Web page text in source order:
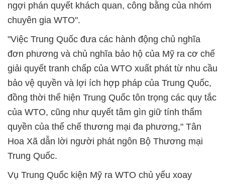
ngợi phán quyết khách quan, công bằng của nhóm
chuyên gia WTO".
"Việc Trung Quốc đưa các hành động chủ nghĩa
đơn phương và chủ nghĩa bảo hộ của Mỹ ra cơ chế
giải quyết tranh chấp của WTO xuất phát từ nhu cầu
bảo vệ quyền và lợi ích hợp pháp của Trung Quốc,
đồng thời thể hiện Trung Quốc tôn trọng các quy tắc
của WTO, cũng như quyết tâm gìn giữ tính thẩm
quyền của thể chế thương mại đa phương," Tân
Hoa Xã dẫn lời người phát ngôn Bộ Thương mại
Trung Quốc.
Vụ Trung Quốc kiện Mỹ ra WTO chủ yếu xoay